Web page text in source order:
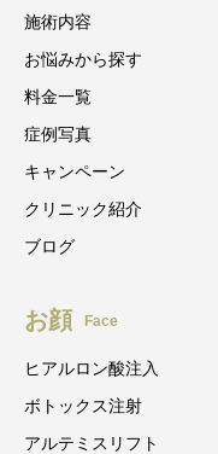
施術内容
お悩みから探す
料金一覧
症例写真
キャンペーン
クリニック紹介
ブログ
お顔 Face
ヒアルロン酸注入
ボトックス注射
アルテミスリフト